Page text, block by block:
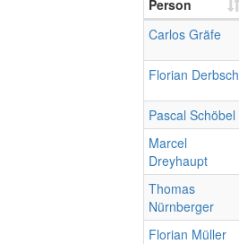
Person
Carlos Gräfe
Florian Derbsch
Pascal Schöbel
Marcel
Dreyhaupt
Thomas
Nürnberger
Florian Müller